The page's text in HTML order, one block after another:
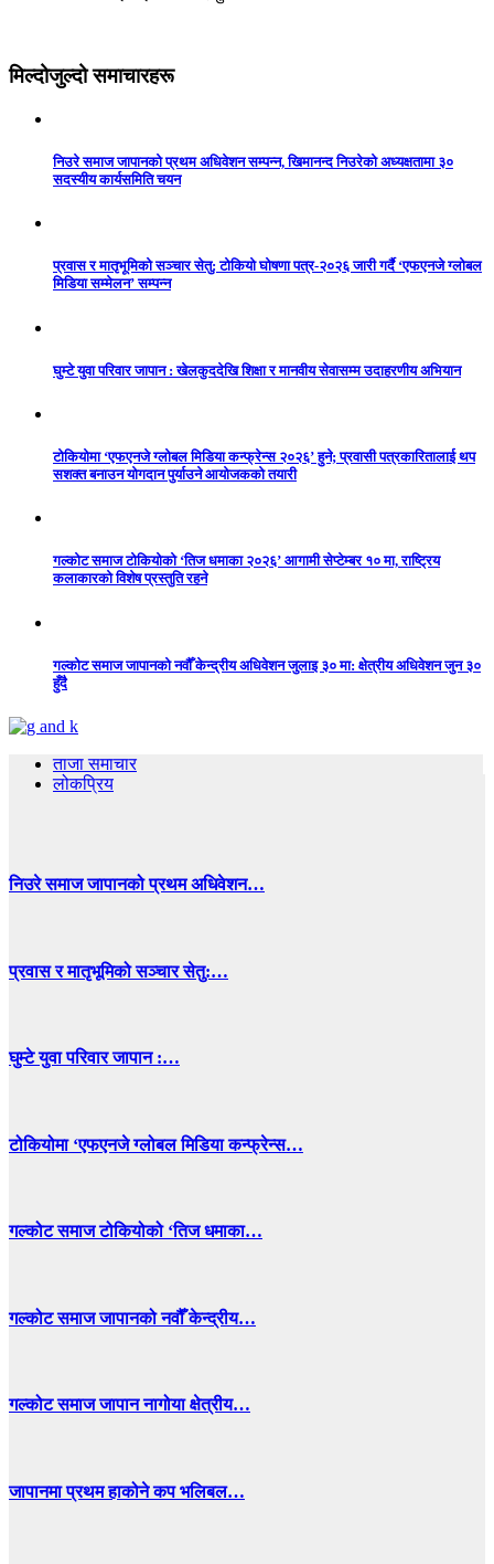
मिल्दोजुल्दो समाचारहरू
निउरे समाज जापानको प्रथम अधिवेशन सम्पन्न, खिमानन्द निउरेको अध्यक्षतामा ३०
सदस्यीय कार्यसमिति चयन
प्रवास र मातृभूमिको सञ्चार सेतु: टोकियो घोषणा पत्र-२०२६ जारी गर्दै ‘एफएनजे ग्लोबल
मिडिया सम्मेलन’ सम्पन्न
घुम्टे युवा परिवार जापान : खेलकुददेखि शिक्षा र मानवीय सेवासम्म उदाहरणीय अभियान
टोकियोमा ‘एफएनजे ग्लोबल मिडिया कन्फ्रेन्स २०२६’ हुने; प्रवासी पत्रकारितालाई थप
सशक्त बनाउन योगदान पुर्याउने आयोजकको तयारी
गल्कोट समाज टोकियोको ‘तिज धमाका २०२६’ आगामी सेप्टेम्बर १० मा, राष्ट्रिय
कलाकारको विशेष प्रस्तुति रहने
गल्कोट समाज जापानको नवौँ केन्द्रीय अधिवेशन जुलाइ ३० मा: क्षेत्रीय अधिवेशन जुन ३०
हुँदै
ताजा समाचार
लोकप्रिय
निउरे समाज जापानको प्रथम अधिवेशन…
प्रवास र मातृभूमिको सञ्चार सेतु:…
घुम्टे युवा परिवार जापान :…
टोकियोमा ‘एफएनजे ग्लोबल मिडिया कन्फ्रेन्स…
गल्कोट समाज टोकियोको ‘तिज धमाका…
गल्कोट समाज जापानको नवौँ केन्द्रीय…
गल्कोट समाज जापान नागोया क्षेत्रीय…
जापानमा प्रथम हाकोने कप भलिबल…